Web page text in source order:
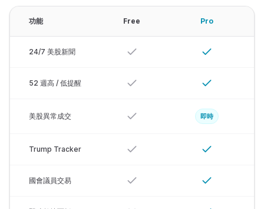
功能 Free Pro
24/7 美股新聞
52 週高 / 低提醒
美股異常成交 即時
Trump Tracker
國會議員交易